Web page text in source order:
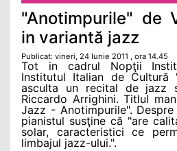
"Anotimpurile" de
in variantă jazz
Publicat: vineri, 24 Iunie 2011 , ora 14.45
Tot in cadrul Nopţii
Institutul Italian de Cultură
asculta un recital de jazz
Riccardo Arrighini. Titlul
Jazz - Anotimpurile".
pianistul susţine că "are
solar, caracteristici ce
limbajul jazz-ului.".